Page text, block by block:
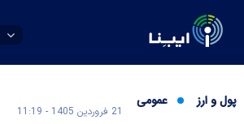
پول و ارز عمومی
21 فروردين 1405 - 11:19